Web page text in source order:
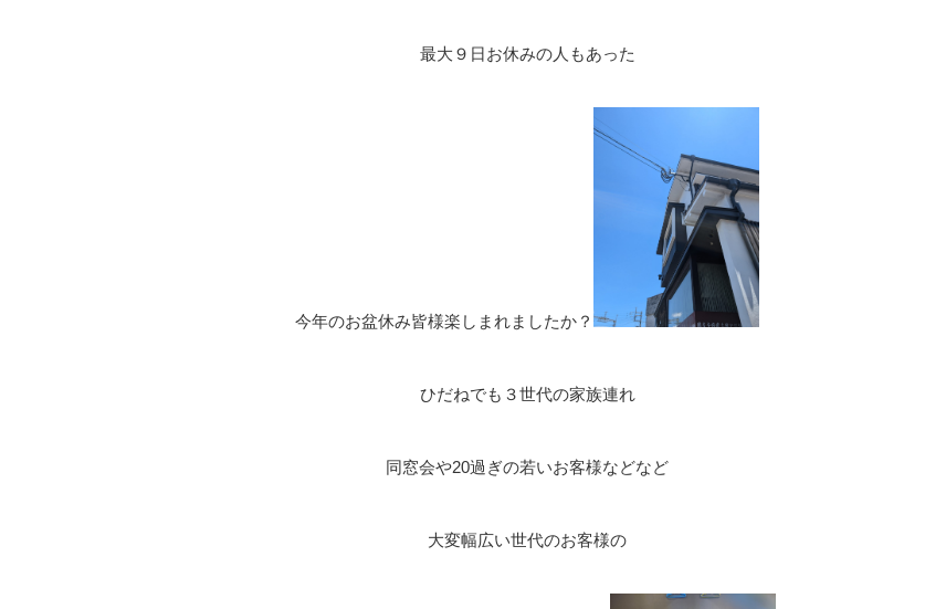
最大９日お休みの人もあった
今年のお盆休み皆様楽しまれましたか？
ひだねでも３世代の家族連れ
同窓会や20過ぎの若いお客様などなど
大変幅広い世代のお客様の